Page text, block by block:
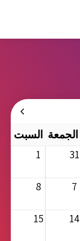
الجمعة السبت
31
1
7
8
14
15